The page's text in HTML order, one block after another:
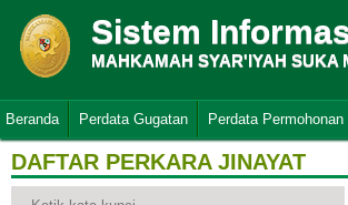
Sistem
MAHKAMAH SYAR'IYAH SUKA
Beranda Perdata Gugatan Perdata Permohonan
DAFTAR PERKARA JINAYAT